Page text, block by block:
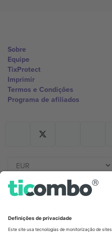
Sobre
Equipe
TixProtect
Imprimir
Termos e Condições
Programa de afiliados
Germany